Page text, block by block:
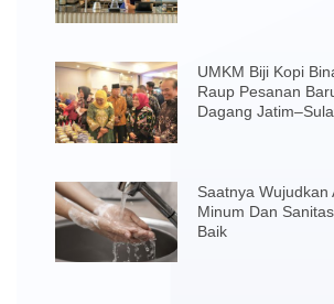
UMKM Biji Kopi
Raup Pesanan
Dagang
Saatnya Wujudkan
Minum Dan
Baik